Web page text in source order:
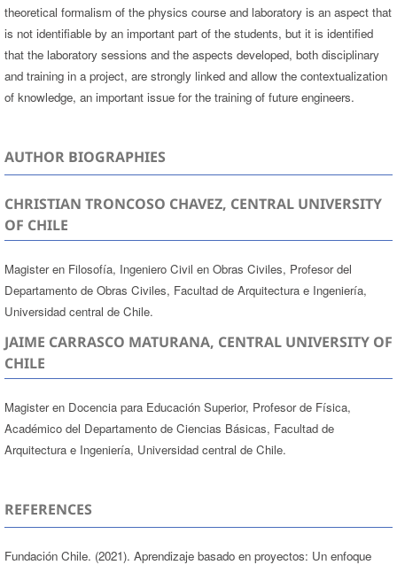
theoretical formalism of the physics course and laboratory is an aspect that
is not identifiable by an important part of the students, but it is identified
that the laboratory sessions and the aspects developed, both disciplinary
and training in a project, are strongly linked and allow the contextualization
of knowledge, an important issue for the training of future engineers.
AUTHOR BIOGRAPHIES
CHRISTIAN TRONCOSO CHAVEZ, CENTRAL UNIVERSITY
OF CHILE
Magister en Filosofía, Ingeniero Civil en Obras Civiles, Profesor del
Departamento de Obras Civiles, Facultad de Arquitectura e Ingeniería,
Universidad central de Chile.
JAIME CARRASCO MATURANA, CENTRAL UNIVERSITY OF
CHILE
Magister en Docencia para Educación Superior, Profesor de Física,
Académico del Departamento de Ciencias Básicas, Facultad de
Arquitectura e Ingeniería, Universidad central de Chile.
REFERENCES
Fundación Chile. (2021). Aprendizaje basado en proyectos: Un enfoque